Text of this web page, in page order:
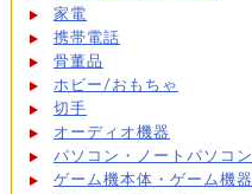
家電
携帯電話
骨董品
ホビー/おもちゃ
切手
オーディオ機器
パソコン・ノートパソコン
ゲーム機本体・ゲーム機器